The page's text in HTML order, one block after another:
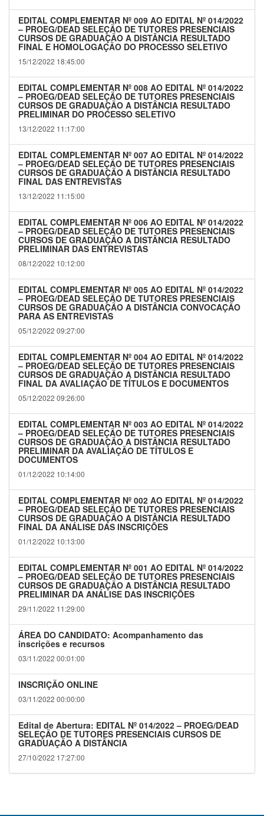
EDITAL COMPLEMENTAR Nº 009 AO EDITAL Nº 014/2022
– PROEG/DEAD SELEÇÃO DE TUTORES PRESENCIAIS
CURSOS DE GRADUAÇÃO A DISTÂNCIA RESULTADO
FINAL E HOMOLOGAÇÃO DO PROCESSO SELETIVO
15/12/2022 18:45:00
EDITAL COMPLEMENTAR Nº 008 AO EDITAL Nº 014/2022
– PROEG/DEAD SELEÇÃO DE TUTORES PRESENCIAIS
CURSOS DE GRADUAÇÃO A DISTÂNCIA RESULTADO
PRELIMINAR DO PROCESSO SELETIVO
13/12/2022 11:17:00
EDITAL COMPLEMENTAR Nº 007 AO EDITAL Nº 014/2022
– PROEG/DEAD SELEÇÃO DE TUTORES PRESENCIAIS
CURSOS DE GRADUAÇÃO A DISTÂNCIA RESULTADO
FINAL DAS ENTREVISTAS
13/12/2022 11:15:00
EDITAL COMPLEMENTAR Nº 006 AO EDITAL Nº 014/2022
– PROEG/DEAD SELEÇÃO DE TUTORES PRESENCIAIS
CURSOS DE GRADUAÇÃO A DISTÂNCIA RESULTADO
PRELIMINAR DAS ENTREVISTAS
08/12/2022 10:12:00
EDITAL COMPLEMENTAR Nº 005 AO EDITAL Nº 014/2022
– PROEG/DEAD SELEÇÃO DE TUTORES PRESENCIAIS
CURSOS DE GRADUAÇÃO A DISTÂNCIA CONVOCAÇÃO
PARA AS ENTREVISTAS
05/12/2022 09:27:00
EDITAL COMPLEMENTAR Nº 004 AO EDITAL Nº 014/2022
– PROEG/DEAD SELEÇÃO DE TUTORES PRESENCIAIS
CURSOS DE GRADUAÇÃO A DISTÂNCIA RESULTADO
FINAL DA AVALIAÇÃO DE TÍTULOS E DOCUMENTOS
05/12/2022 09:26:00
EDITAL COMPLEMENTAR Nº 003 AO EDITAL Nº 014/2022
– PROEG/DEAD SELEÇÃO DE TUTORES PRESENCIAIS
CURSOS DE GRADUAÇÃO A DISTÂNCIA RESULTADO
PRELIMINAR DA AVALIAÇÃO DE TÍTULOS E
DOCUMENTOS
01/12/2022 10:14:00
EDITAL COMPLEMENTAR Nº 002 AO EDITAL Nº 014/2022
– PROEG/DEAD SELEÇÃO DE TUTORES PRESENCIAIS
CURSOS DE GRADUAÇÃO A DISTÂNCIA RESULTADO
FINAL DA ANÁLISE DAS INSCRIÇÕES
01/12/2022 10:13:00
EDITAL COMPLEMENTAR Nº 001 AO EDITAL Nº 014/2022
– PROEG/DEAD SELEÇÃO DE TUTORES PRESENCIAIS
CURSOS DE GRADUAÇÃO A DISTÂNCIA RESULTADO
PRELIMINAR DA ANÁLISE DAS INSCRIÇÕES
29/11/2022 11:29:00
ÁREA DO CANDIDATO: Acompanhamento das
inscrições e recursos
03/11/2022 00:01:00
INSCRIÇÃO ONLINE
03/11/2022 00:00:00
Edital de Abertura: EDITAL Nº 014/2022 – PROEG/DEAD
SELEÇÃO DE TUTORES PRESENCIAIS CURSOS DE
GRADUAÇÃO A DISTÂNCIA
27/10/2022 17:27:00